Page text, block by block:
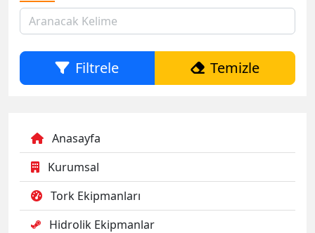
Filtrele Temizle
Anasayfa
Kurumsal
Tork Ekipmanları
Hidrolik Ekipmanlar